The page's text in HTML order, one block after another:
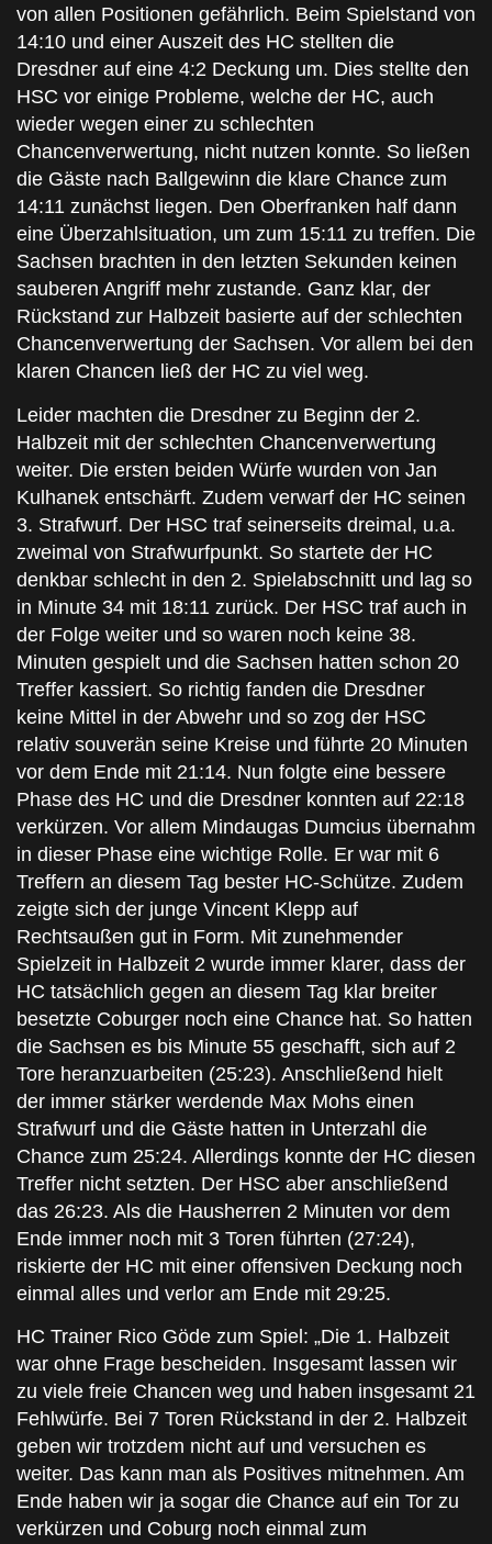
von allen Positionen gefährlich. Beim Spielstand von
14:10 und einer Auszeit des HC stellten die
Dresdner auf eine 4:2 Deckung um. Dies stellte den
HSC vor einige Probleme, welche der HC, auch
wieder wegen einer zu schlechten
Chancenverwertung, nicht nutzen konnte. So ließen
die Gäste nach Ballgewinn die klare Chance zum
14:11 zunächst liegen. Den Oberfranken half dann
eine Überzahlsituation, um zum 15:11 zu treffen. Die
Sachsen brachten in den letzten Sekunden keinen
sauberen Angriff mehr zustande. Ganz klar, der
Rückstand zur Halbzeit basierte auf der schlechten
Chancenverwertung der Sachsen. Vor allem bei den
klaren Chancen ließ der HC zu viel weg.
Leider machten die Dresdner zu Beginn der 2.
Halbzeit mit der schlechten Chancenverwertung
weiter. Die ersten beiden Würfe wurden von Jan
Kulhanek entschärft. Zudem verwarf der HC seinen
3. Strafwurf. Der HSC traf seinerseits dreimal, u.a.
zweimal von Strafwurfpunkt. So startete der HC
denkbar schlecht in den 2. Spielabschnitt und lag so
in Minute 34 mit 18:11 zurück. Der HSC traf auch in
der Folge weiter und so waren noch keine 38.
Minuten gespielt und die Sachsen hatten schon 20
Treffer kassiert. So richtig fanden die Dresdner
keine Mittel in der Abwehr und so zog der HSC
relativ souverän seine Kreise und führte 20 Minuten
vor dem Ende mit 21:14. Nun folgte eine bessere
Phase des HC und die Dresdner konnten auf 22:18
verkürzen. Vor allem Mindaugas Dumcius übernahm
in dieser Phase eine wichtige Rolle. Er war mit 6
Treffern an diesem Tag bester HC-Schütze. Zudem
zeigte sich der junge Vincent Klepp auf
Rechtsaußen gut in Form. Mit zunehmender
Spielzeit in Halbzeit 2 wurde immer klarer, dass der
HC tatsächlich gegen an diesem Tag klar breiter
besetzte Coburger noch eine Chance hat. So hatten
die Sachsen es bis Minute 55 geschafft, sich auf 2
Tore heranzuarbeiten (25:23). Anschließend hielt
der immer stärker werdende Max Mohs einen
Strafwurf und die Gäste hatten in Unterzahl die
Chance zum 25:24. Allerdings konnte der HC diesen
Treffer nicht setzten. Der HSC aber anschließend
das 26:23. Als die Hausherren 2 Minuten vor dem
Ende immer noch mit 3 Toren führten (27:24),
riskierte der HC mit einer offensiven Deckung noch
einmal alles und verlor am Ende mit 29:25.
HC Trainer Rico Göde zum Spiel: „Die 1. Halbzeit
war ohne Frage bescheiden. Insgesamt lassen wir
zu viele freie Chancen weg und haben insgesamt 21
Fehlwürfe. Bei 7 Toren Rückstand in der 2. Halbzeit
geben wir trotzdem nicht auf und versuchen es
weiter. Das kann man als Positives mitnehmen. Am
Ende haben wir ja sogar die Chance auf ein Tor zu
verkürzen und Coburg noch einmal zum